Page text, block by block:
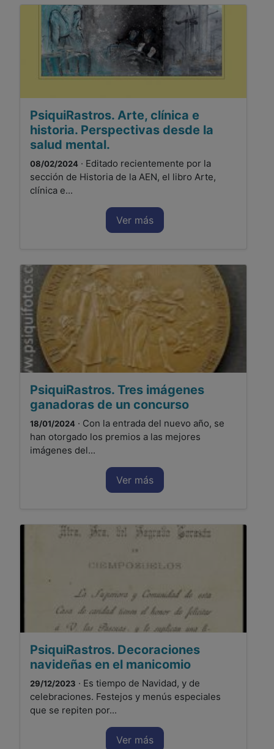
PsiquiRastros. Arte, clínica e
historia. Perspectivas desde la
salud mental.
08/02/2024 · Editado recientemente por la
sección de Historia de la AEN, el libro Arte,
clínica e...
Ver más
PsiquiRastros. Tres imágenes
ganadoras de un concurso
18/01/2024 · Con la entrada del nuevo año, se
han otorgado los premios a las mejores
imágenes del...
Ver más
PsiquiRastros. Decoraciones
navideñas en el manicomio
29/12/2023 · Es tiempo de Navidad, y de
celebraciones. Festejos y menús especiales
que se repiten por...
Ver más